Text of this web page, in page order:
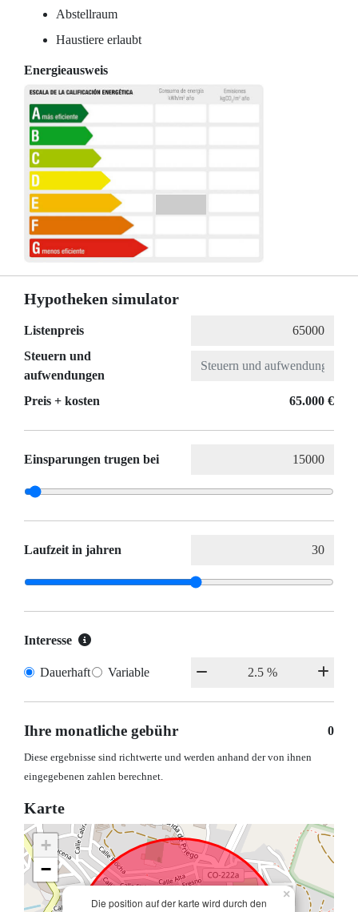
Abstellraum
Haustiere erlaubt
Energieausweis
Hypotheken simulator
Listenpreis
Steuern und
aufwendungen
Preis + kosten
65.000 €
Einsparungen trugen bei
Laufzeit in jahren
Interesse
Dauerhaft Variable
Ihre monatliche gebühr 0
Diese ergebnisse sind richtwerte und werden anhand der von ihnen
eingegebenen zahlen berechnet.
Karte
Die position auf der karte wird durch den
×
+
−